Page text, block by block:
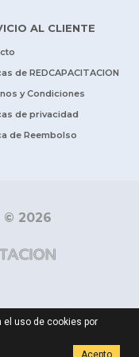
AL CLIENTE
de REDCAPACITACION
y Condiciones
de privacidad
de Reembolso
© 2026
el uso de cookies por
Acepto